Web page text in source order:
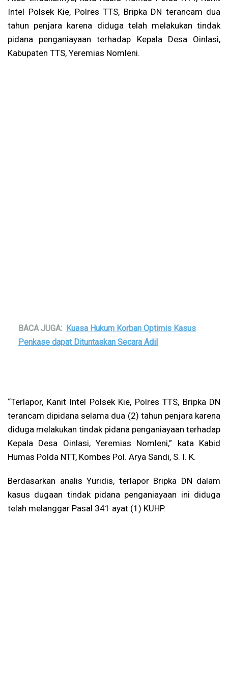
Intel Polsek Kie, Polres TTS, Bripka DN terancam dua
tahun penjara karena diduga telah melakukan tindak
pidana penganiayaan terhadap Kepala Desa Oinlasi,
Kabupaten TTS, Yeremias Nomleni.
BACA JUGA: Kuasa Hukum Korban Optimis Kasus
Penkase dapat Dituntaskan Secara Adil
“Terlapor, Kanit Intel Polsek Kie, Polres TTS, Bripka DN
terancam dipidana selama dua (2) tahun penjara karena
diduga melakukan tindak pidana penganiayaan terhadap
Kepala Desa Oinlasi, Yeremias Nomleni,” kata Kabid
Humas Polda NTT, Kombes Pol. Arya Sandi, S. I. K.
Berdasarkan analis Yuridis, terlapor Bripka DN dalam
kasus dugaan tindak pidana penganiayaan ini diduga
telah melanggar Pasal 341 ayat (1) KUHP.